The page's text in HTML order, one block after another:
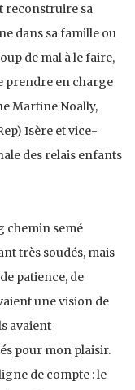
reconstruire sa
dans sa famille ou
de mal à le faire,
prendre en charge
Martine Noally,
Isère et vice-
des relais enfants
chemin semé
très soudés, mais
patience, de
une vision de
avaient
pour mon plaisir.
de compte : le